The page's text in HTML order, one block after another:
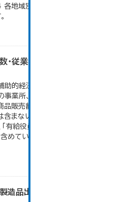
地域別人口・世帯数の推移」の
・従業者数・年間商品販売額
助的経済活動のみを行う事業所、
業所、卸売の商品販売額（仲立
品販売額及び仲立手数料のいず
まない。 従業者総数は「個人業
「有給役員」及び「常用雇用者」の
めていない。 大仙市の統計「6-
造品出荷額等の推移